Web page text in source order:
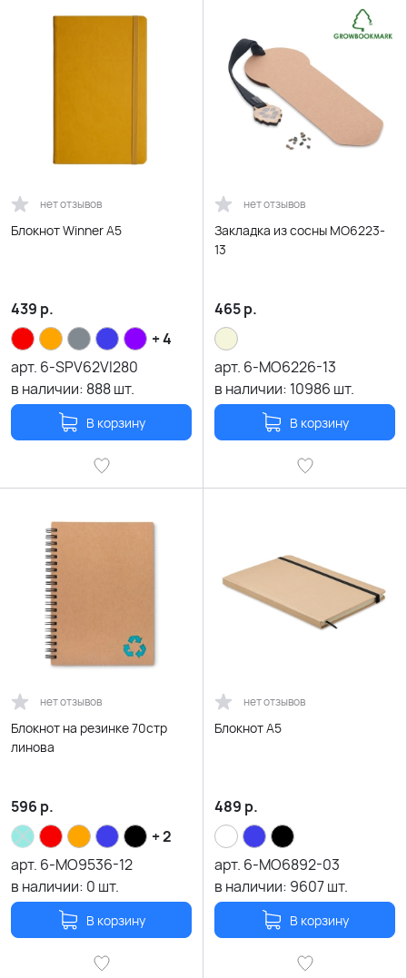
нет отзывов
Блокнот Winner A5
439 р.
+ 4
арт. 6-SPV62VI280
в наличии: 888шт.
В корзину
нет отзывов
Закладка из сосны MO6223-
13
465р.
арт. 6-MO6226-13
в наличии: 10986 шт.
В корзину
нет отзывов
Блокнот на резинке 70стр
линова
596 р.
+ 2
арт. 6-MO9536-12
в наличии: 0 шт.
В корзину
нет отзывов
Блокнот A5
489 р.
арт. 6-MO6892-03
в наличии: 9607шт.
В корзину